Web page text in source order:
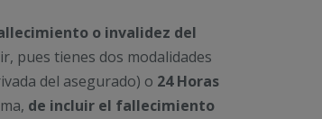
o invalidez del
pues tienes dos modalidades
del asegurado) o 24 Horas
de incluir el fallecimiento